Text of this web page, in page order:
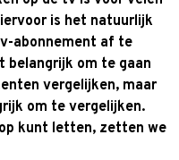
is het natuurlijk
abonnement af te
belangrijk om te gaan
vergelijken, maar
om te vergelijken.
kunt letten, zetten we